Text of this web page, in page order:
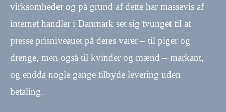
virksomheder og på grund af dette har massevis af
internet handler i Danmark set sig tvunget til at
presse prisniveauet på deres varer – til piger og
drenge, men også til kvinder og mænd – markant,
og endda nogle gange tilbyde levering uden
betaling.